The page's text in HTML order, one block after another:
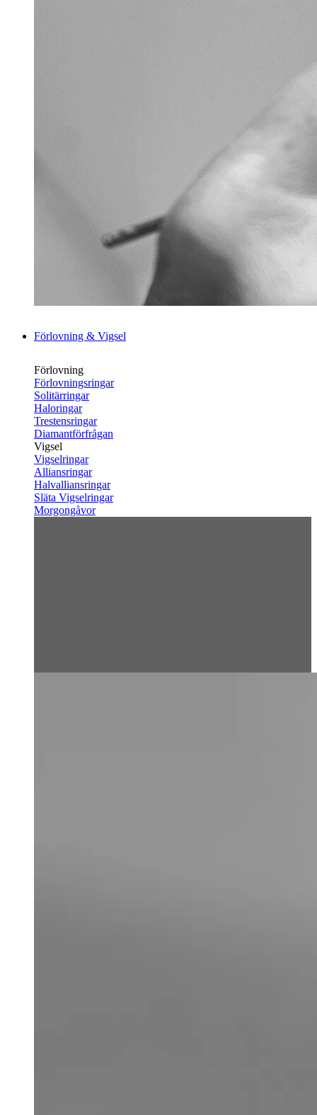
Förlovning & Vigsel
Förlovning
Förlovningsringar
Solitärringar
Haloringar
Trestensringar
Diamantförfrågan
Vigsel
Vigselringar
Alliansringar
Halvalliansringar
Släta Vigselringar
Morgongåvor